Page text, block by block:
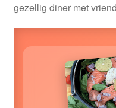
gezellig diner met